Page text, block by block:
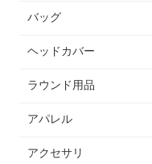
バッグ
ヘッドカバー
ラウンド用品
アパレル
アクセサリ